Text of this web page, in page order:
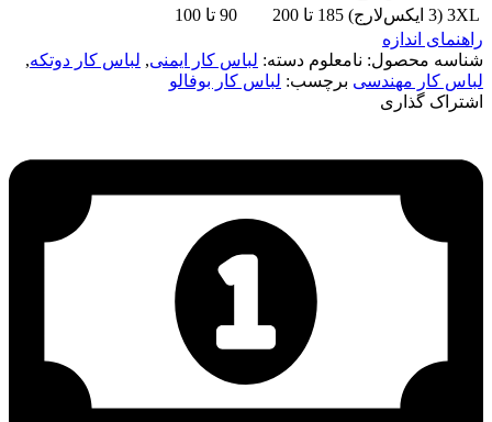
3XL (3 ایکس‌لارج)
185 تا 200
90 تا 100
راهنمای اندازه
شناسه محصول: نامعلوم دسته: لباس کار ایمنی, لباس کار دوتکه,
لباس کار مهندسی برچسب: لباس کار بوفالو
اشتراک گذاری